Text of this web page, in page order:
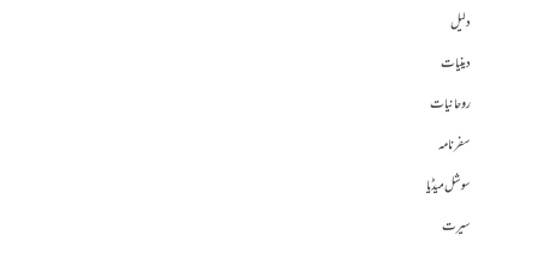
دلیل
دینیات
روحانیات
سفرنامہ
سوشل میڈیا
سیرت